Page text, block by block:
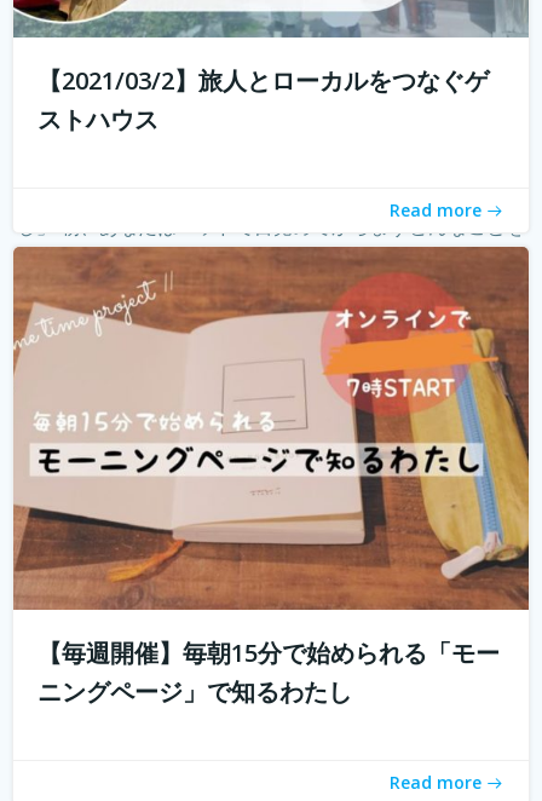
【2021/03/2】旅人とローカルをつなぐゲ
ストハウス
Read more
考えていますか？ 「今日やることってなんだったっけ？」
「とりあえず用事を済ませないと」 起きたときに思い出す
ことのなかでどれくらいが「...続きを読む
【毎週開催】毎朝15分で始められる「モー
ニングページ」で知るわたし
Read more
ちそうが詰まった１箱がおうちに届く。「旅のしおり」も